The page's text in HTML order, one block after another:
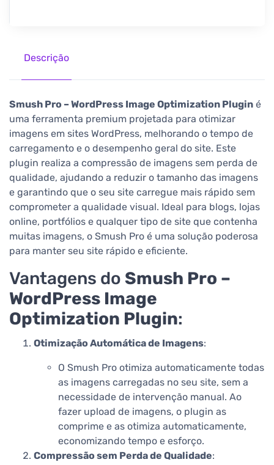
Descrição
Smush Pro – WordPress Image Optimization Plugin é
uma ferramenta premium projetada para otimizar
imagens em sites WordPress, melhorando o tempo de
carregamento e o desempenho geral do site. Este
plugin realiza a compressão de imagens sem perda de
qualidade, ajudando a reduzir o tamanho das imagens
e garantindo que o seu site carregue mais rápido sem
comprometer a qualidade visual. Ideal para blogs, lojas
online, portfólios e qualquer tipo de site que contenha
muitas imagens, o Smush Pro é uma solução poderosa
para manter seu site rápido e eficiente.
Vantagens do Smush Pro –
WordPress Image
Optimization Plugin:
Otimização Automática de Imagens:
O Smush Pro otimiza automaticamente todas
as imagens carregadas no seu site, sem a
necessidade de intervenção manual. Ao
fazer upload de imagens, o plugin as
comprime e as otimiza automaticamente,
economizando tempo e esforço.
Compressão sem Perda de Qualidade: